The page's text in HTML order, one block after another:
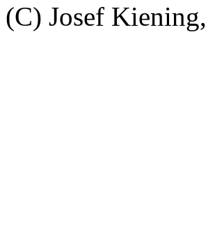
(C) Josef